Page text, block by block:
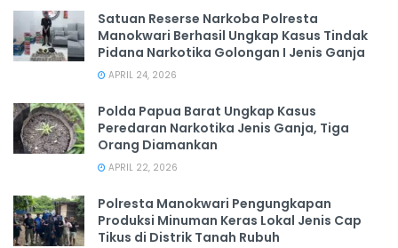
Satuan Reserse Narkoba Polresta
Manokwari Berhasil Ungkap Kasus Tindak
Pidana Narkotika Golongan I Jenis Ganja
APRIL 24, 2026
Polda Papua Barat Ungkap Kasus
Peredaran Narkotika Jenis Ganja, Tiga
Orang Diamankan
APRIL 22, 2026
Polresta Manokwari Pengungkapan
Produksi Minuman Keras Lokal Jenis Cap
Tikus di Distrik Tanah Rubuh